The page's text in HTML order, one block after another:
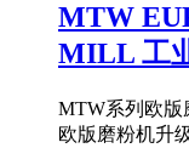
MTW
MILL 工
MTW系列欧版
欧版磨粉机升